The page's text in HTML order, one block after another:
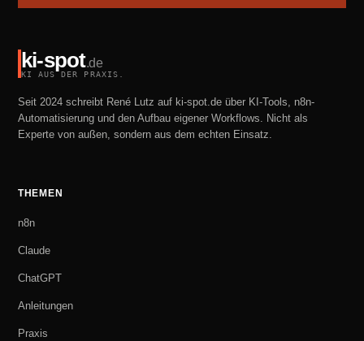
ki-spot.de
KI AUS DER PRAXIS.
Seit 2024 schreibt René Lutz auf ki-spot.de über KI-Tools, n8n-
Automatisierung und den Aufbau eigener Workflows. Nicht als
Experte von außen, sondern aus dem echten Einsatz.
THEMEN
n8n
Claude
ChatGPT
Anleitungen
Praxis